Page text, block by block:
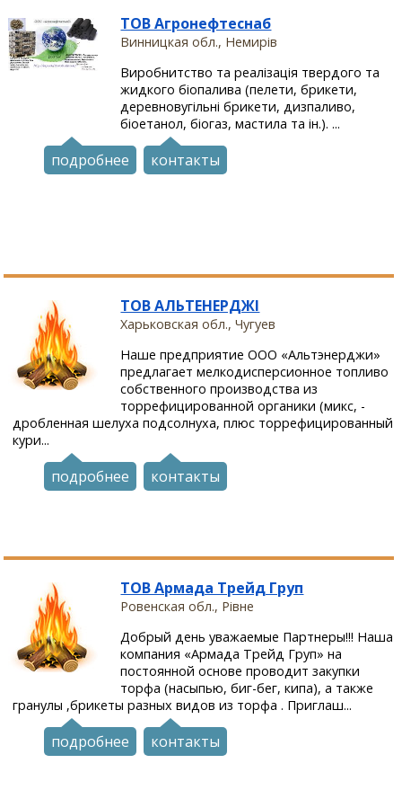
ТОВ Агронефтеснаб
Винницкая обл., Немирів
Виробнитство та реалізація твердого та
жидкого біопалива (пелети, брикети,
деревновугільні брикети, дизпаливо,
біоетанол, біогаз, мастила та ін.). ...
подробнее контакты
ТОВ АЛЬТЕНЕРДЖІ
Харьковская обл., Чугуев
Наше предприятие ООО «Альтэнерджи»
предлагает мелкодисперсионное топливо
собственного производства из
торрефицированной органики (микс, -
дробленная шелуха подсолнуха, плюс торрефицированный
кури...
подробнее контакты
ТОВ Армада Трейд Груп
Ровенская обл., Рівне
Добрый день уважаемые Партнеры!!! Наша
компания «Армада Трейд Груп» на
постоянной основе проводит закупки
торфа (насыпью, биг-бег, кипа), а также
гранулы ,брикеты разных видов из торфа . Приглаш...
подробнее контакты